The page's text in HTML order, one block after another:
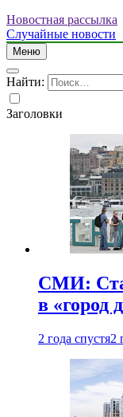
Новостная рассылка
Случайные новости
Меню
Найти:
Заголовки
СМИ:
в «город
2 года спустя2